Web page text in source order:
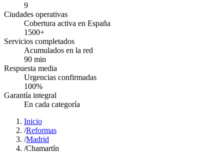
9
Ciudades operativas
Cobertura activa en España
1500+
Servicios completados
Acumulados en la red
90 min
Respuesta media
Urgencias confirmadas
100%
Garantía integral
En cada categoría
Inicio
/Reformas
/Madrid
/Chamartín